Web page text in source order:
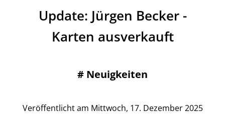
Update: Jürgen Becker -
Karten ausverkauft
# Neuigkeiten
Veröffentlicht am Mittwoch, 17. Dezember 2025